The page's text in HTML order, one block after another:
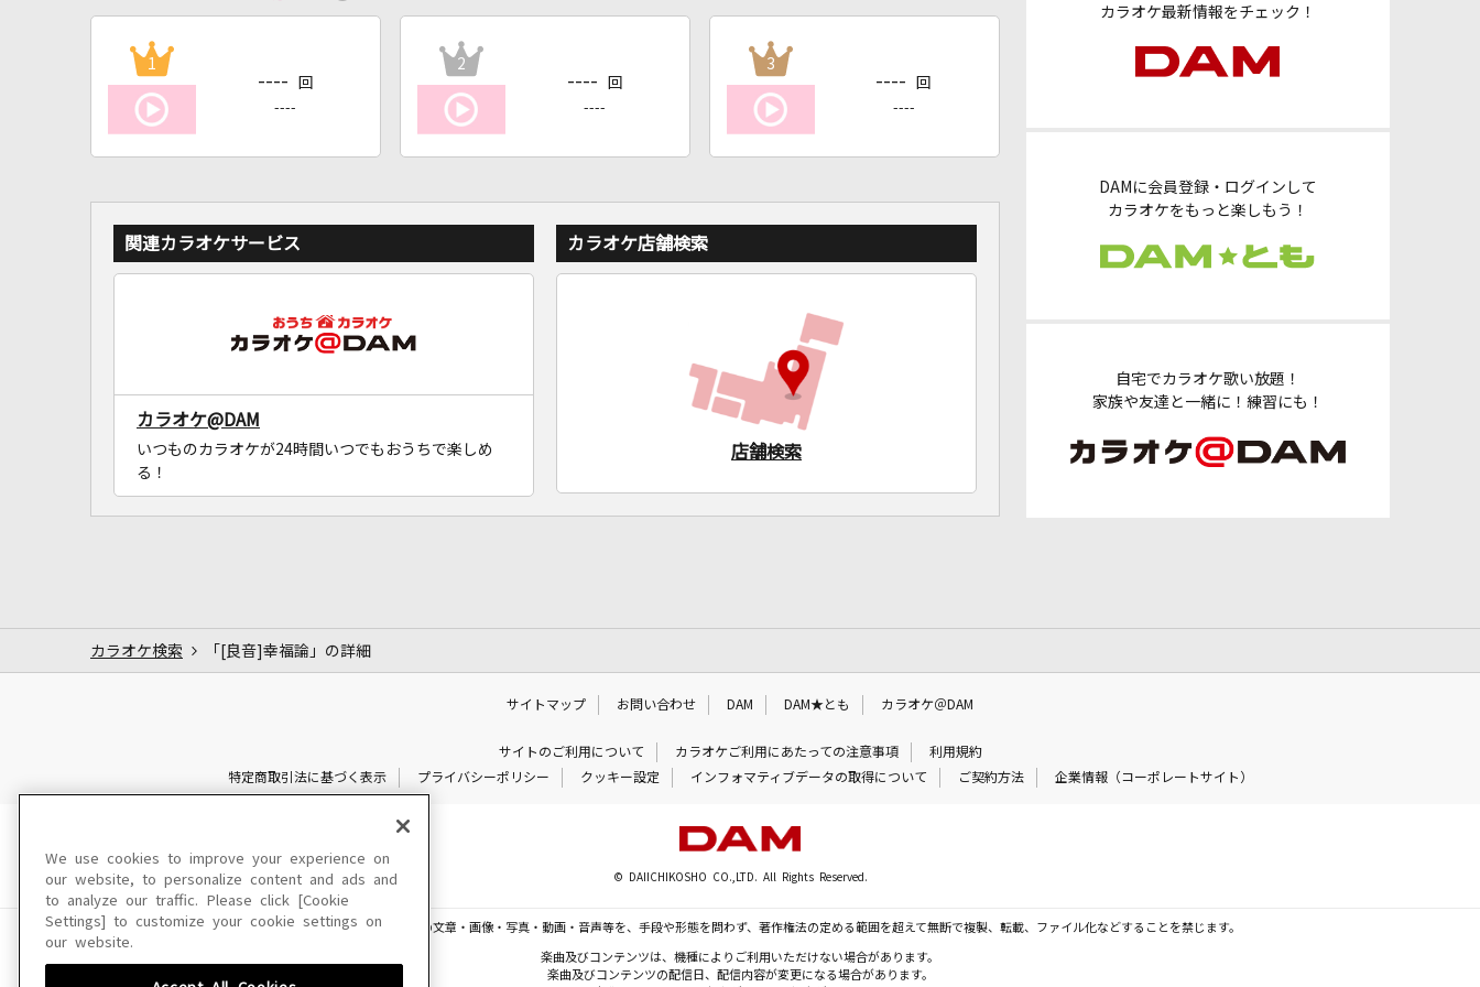
カラオケ最新情報をチェック！
DAMに会員登録・ログインして
カラオケをもっと楽しもう！
自宅でカラオケ歌い放題！
家族や友達と一緒に！練習にも！
1
---- 回
----
2
---- 回
----
3
---- 回
----
関連カラオケサービス
カラオケ@DAM
いつものカラオケが24時間いつでもおうちで楽しめ
る！
カラオケ店舗検索
店舗検索
カラオケ検索 「[良音]幸福論」の詳細
サイトマップ お問い合わせ DAM DAM★とも カラオケ＠DAM
サイトのご利用について カラオケご利用にあたっての注意事項
利用規約
特定商取引法に基づく表示
プライバシーポリシー クッキー設定 インフォマティブデータの取得について ご契約方法 企業情報（コーポレートサイト）
© DAIICHIKOSHO CO.,LTD. All Rights Reserved.
このサイトに掲載されている一切の文章・画像・写真・動画・音声等を、手段や形態を問わず、著作権法の定める範囲を超えて無断で複製、転載、ファイル化などすることを禁じます。
楽曲及びコンテンツは、機種によりご利用いただけない場合があります。
楽曲及びコンテンツの配信日、配信内容が変更になる場合があります。
We use cookies to improve your experience on
our website, to personalize content and ads and
to analyze our traffic. Please click [Cookie
Settings] to customize your cookie settings on
our website.